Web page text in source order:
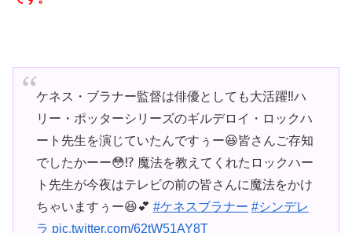
ケネス・ブラナー監督は俳優としても大活躍‼️ハ
リー・ポッターシリーズのギルデロイ・ロックハ
ート先生を演じていたんですぅー😆皆さんご存知
でしたかーー😳⁉️ 魔法を教えてくれたロックハー
ト先生が今夜はテレビの前の皆さんに魔法をかけ
ちゃいますぅー😆💕 #ケネスブラナー #シンデレ
ラ pic.twitter.com/62tW51AY8T